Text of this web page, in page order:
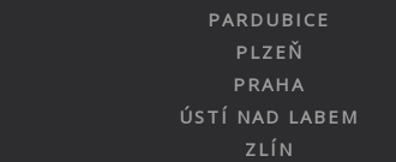
PARDUBICE
PLZEŇ
PRAHA
ÚSTÍ NAD LABEM
ZLÍN